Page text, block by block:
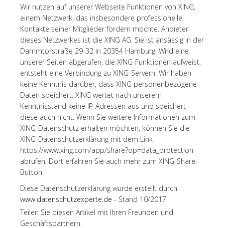
Wir nutzen auf unserer Webseite Funktionen von XING,
einem Netzwerk, das insbesondere professionelle
Kontakte seiner Mitglieder fördern möchte. Anbieter
dieses Netzwerkes ist die XING AG. Sie ist ansässig in der
Dammtorstraße 29-32 in 20354 Hamburg. Wird eine
unserer Seiten abgerufen, die XING-Funktionen aufweist,
entsteht eine Verbindung zu XING-Servern. Wir haben
keine Kenntnis darüber, dass XING personenbezogene
Daten speichert. XING wertet nach unserem
Kenntnisstand keine IP-Adressen aus und speichert
diese auch nicht. Wenn Sie weitere Informationen zum
XING-Datenschutz erhalten möchten, können Sie die
XING-Datenschutzerklärung mit dem Link
https://www.xing.com/app/share?op=data_protection
abrufen. Dort erfahren Sie auch mehr zum XING-Share-
Button.
Diese Datenschutzerklärung wurde erstellt durch
www.datenschutzexperte.de - Stand 10/2017
Teilen Sie diesen Artikel mit Ihren Freunden und
Geschäftspartnern.